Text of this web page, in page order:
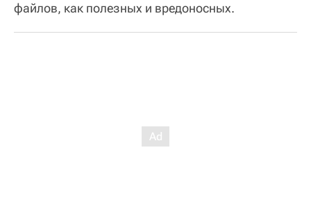
файлов, как полезных и вредоносных.